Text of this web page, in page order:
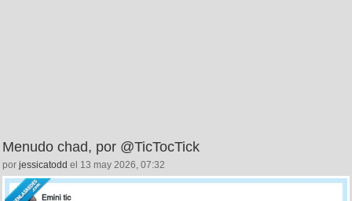
Menudo chad, por @TicTocTick
por jessicatodd el 13 may 2026, 07:32